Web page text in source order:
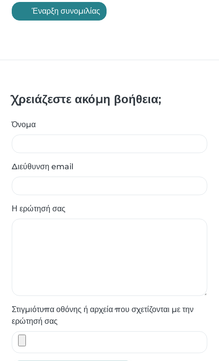
Έναρξη συνομιλίας
Χρειάζεστε ακόμη βοήθεια;
Όνομα
Διεύθυνση email
Η ερώτησή σας
Στιγμιότυπα οθόνης ή αρχεία που σχετίζονται με την
ερώτησή σας